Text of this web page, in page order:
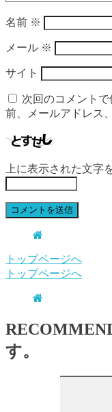
名前 ※
メール ※
サイト
次回のコメント
前、メールアドレス
上に表示された文字
トップページへ
トップページへ
す。